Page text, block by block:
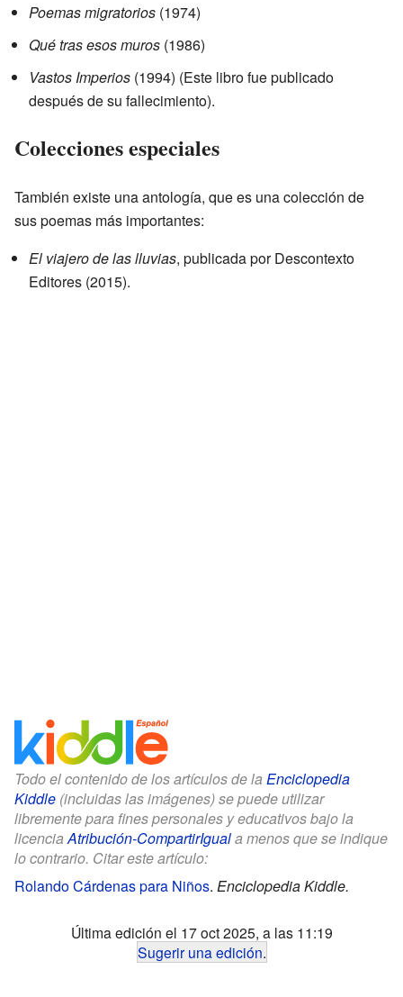
Poemas migratorios (1974)
Qué tras esos muros (1986)
Vastos Imperios (1994) (Este libro fue publicado
después de su fallecimiento).
Colecciones especiales
También existe una antología, que es una colección de
sus poemas más importantes:
El viajero de las lluvias, publicada por Descontexto
Editores (2015).
Todo el contenido de los artículos de la Enciclopedia
Kiddle (incluidas las imágenes) se puede utilizar
libremente para fines personales y educativos bajo la
licencia Atribución-CompartirIguala menos que se indique
lo contrario. Citar este artículo:
Rolando Cárdenas para Niños. Enciclopedia Kiddle.
Última edición el 17 oct 2025, a las 11:19
Sugerir una edición.